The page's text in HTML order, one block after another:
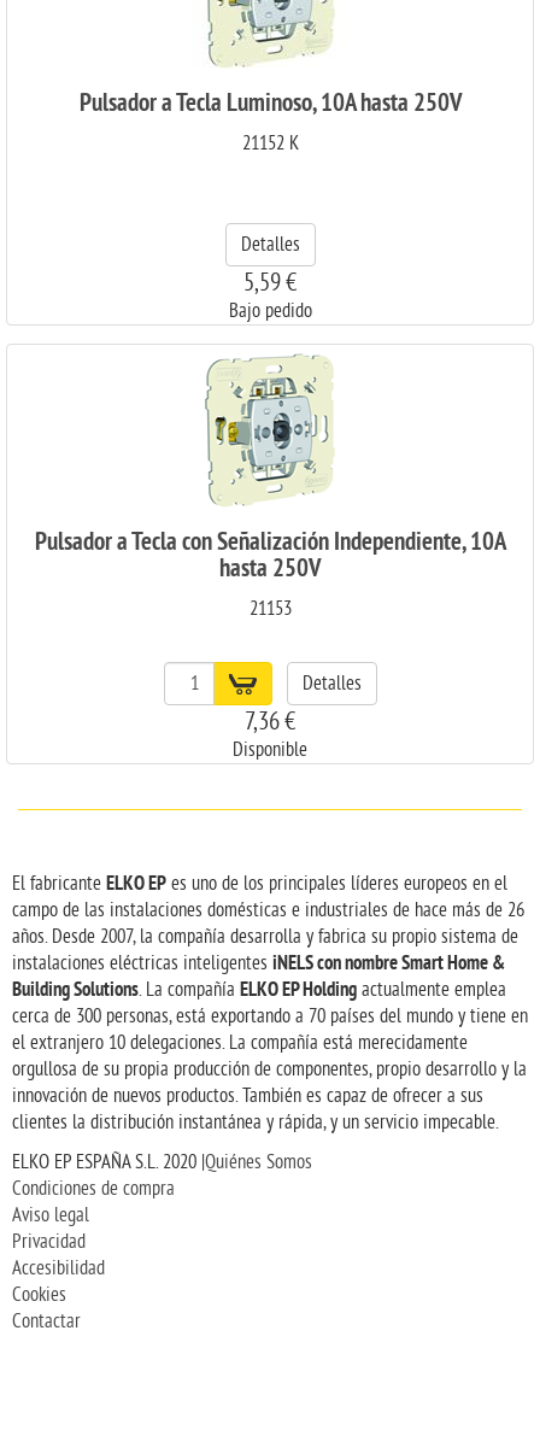
Pulsador a Tecla Luminoso, 10A hasta 250V
21152 K
Detalles
5,59 €
Bajo pedido
Pulsador a Tecla con Señalización Independiente, 10A
hasta 250V
21153
Detalles
7,36 €
Disponible
El fabricante ELKO EP es uno de los principales líderes europeos en el
campo de las instalaciones domésticas e industriales de hace más de 26
años. Desde 2007, la compañía desarrolla y fabrica su propio sistema de
instalaciones eléctricas inteligentes iNELS con nombre Smart Home &
Building Solutions. La compañía ELKO EP Holding actualmente emplea
cerca de 300 personas, está exportando a 70 países del mundo y tiene en
el extranjero 10 delegaciones. La compañía está merecidamente
orgullosa de su propia producción de componentes, propio desarrollo y la
innovación de nuevos productos. También es capaz de ofrecer a sus
clientes la distribución instantánea y rápida, y un servicio impecable.
ELKO EP ESPAÑA S.L. 2020 | Quiénes Somos
Condiciones de compra
Aviso legal
Privacidad
Accesibilidad
Cookies
Contactar